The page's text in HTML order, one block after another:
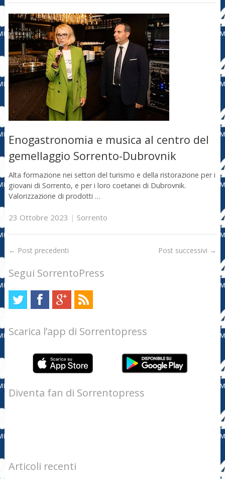
Enogastronomia e musica al centro del
gemellaggio Sorrento-Dubrovnik
Alta formazione nei settori del turismo e della ristorazione per i
giovani di Sorrento, e per i loro coetanei di Dubrovnik.
Valorizzazione di prodotti …
23 Ottobre 2023 | Sorrento
← Post precedenti Post successivi →
Segui SorrentoPress
Scarica l’app di Sorrentopress
Diventa fan di Sorrentopress
Articoli recenti